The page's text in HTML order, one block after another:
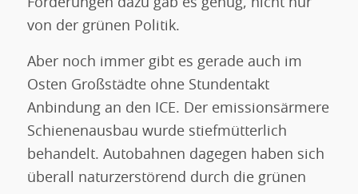
Forderungen dazu gab es genug, nicht nur
von der grünen Politik.
Aber noch immer gibt es gerade auch im
Osten Großstädte ohne Stundentakt
Anbindung an den ICE. Der emissionsärmere
Schienenausbau wurde stiefmütterlich
behandelt. Autobahnen dagegen haben sich
überall naturzerstörend durch die grünen